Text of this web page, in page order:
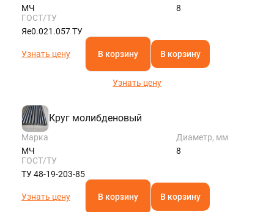
МЧ
8
ГОСТ/ТУ
Яе0.021.057 ТУ
Узнать цену В корзину В корзину
Узнать цену
Круг молибденовый
Марка
МЧ
Диаметр, мм
8
ГОСТ/ТУ
ТУ 48-19-203-85
Узнать цену В корзину В корзину